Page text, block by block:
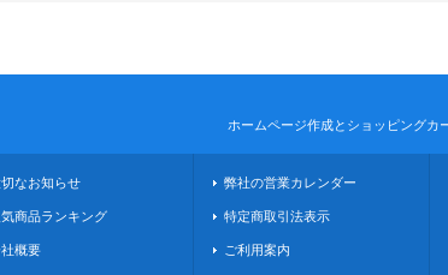
ホームページ作成とショッピングカ
なお知らせ
気商品ランキング
概要
弊社の営業カレンダー
特定商取引法表示
ご利用案内